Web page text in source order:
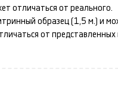
отличаться от реального.
образец (1,5 м.) и
от представленных